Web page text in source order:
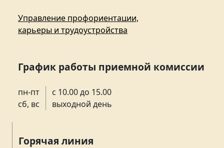
Управление профориентации,
карьеры и трудоустройства
График работы приемной комиссии
пн-пт
сб, вс
с 10.00 до 15.00
выходной день
Горячая линия